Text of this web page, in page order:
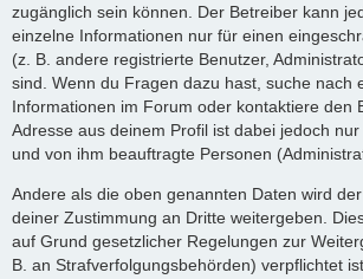
zugänglich sein können. Der Betreiber kann
einzelne Informationen nur für einen
(z. B. andere registrierte Benutzer,
sind. Wenn du Fragen dazu hast, suche nach
Informationen im Forum oder kontaktiere den
Adresse aus deinem Profil ist dabei jedoch
und von ihm beauftragte Personen
Andere als die oben genannten Daten wird
deiner Zustimmung an Dritte weitergeben.
auf Grund gesetzlicher Regelungen zur
B. an Strafverfolgungsbehörden) verpflichtet